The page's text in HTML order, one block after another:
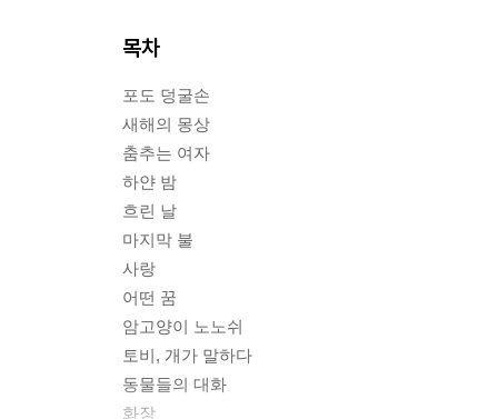
목차
포도 덩굴손
새해의 몽상
춤추는 여자
하얀 밤
흐린 날
마지막 불
사랑
어떤 꿈
암고양이 노노쉬
토비, 개가 말하다
동물들의 대화
화장